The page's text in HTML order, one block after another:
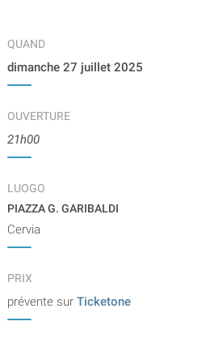
QUAND
dimanche 27 juillet 2025
OUVERTURE
21h00
LUOGO
PIAZZA G. GARIBALDI
Cervia
PRIX
prévente sur Ticketone